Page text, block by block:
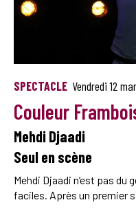
SPECTACLE Vendredi 12
Couleur
Mehdi Djaadi
Seul en scène
Mehdi Djaadi n’est pas
faciles. Après un premier